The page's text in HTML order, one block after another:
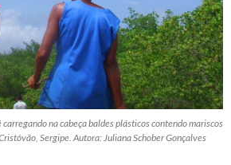
na cabeça baldes plásticos contendo mariscos
Sergipe. Autora: Juliana Schober Gonçalves